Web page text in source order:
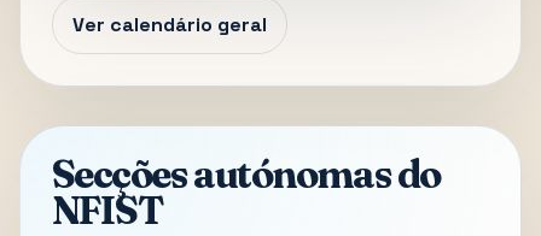
Ver calendário geral
Secções autónomas do
NFIST